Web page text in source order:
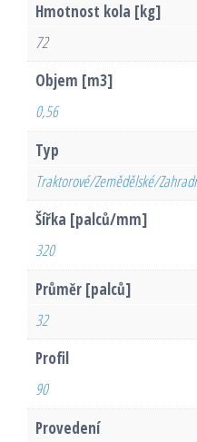
Hmotnost kola [kg]
72
Objem [m3]
0,56
Typ
Traktorové/Zemědělské/
Šířka [palců/mm]
320
Průměr [palců]
32
Profil
90
Provedení